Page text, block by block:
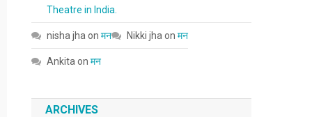
Theatre in India.
nisha jha onमन Nikki jha onमन
Ankita onमन
ARCHIVES